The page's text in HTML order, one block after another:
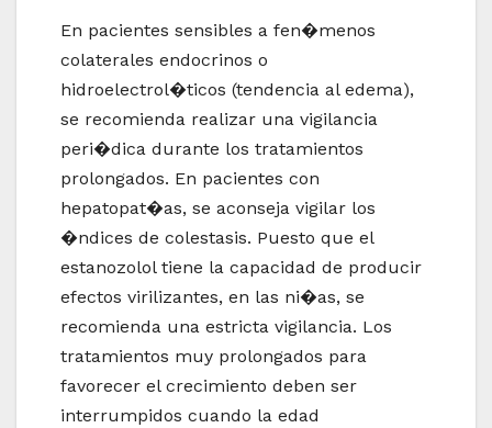
En pacientes sensibles a fen�menos
colaterales endocrinos o
hidroelectrol�ticos (tendencia al edema),
se recomienda realizar una vigilancia
peri�dica durante los tratamientos
prolongados. En pacientes con
hepatopat�as, se aconseja vigilar los
�ndices de colestasis. Puesto que el
estanozolol tiene la capacidad de producir
efectos virilizantes, en las ni�as, se
recomienda una estricta vigilancia. Los
tratamientos muy prolongados para
favorecer el crecimiento deben ser
interrumpidos cuando la edad